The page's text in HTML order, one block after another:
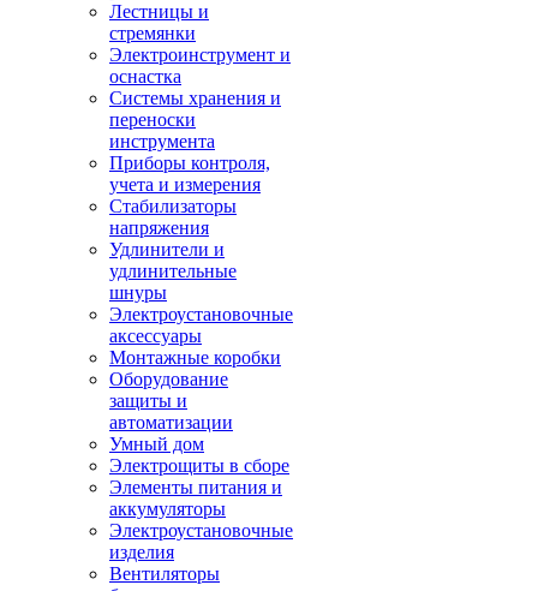
Лестницы и
стремянки
Электроинструмент и
оснастка
Системы хранения и
переноски
инструмента
Приборы контроля,
учета и измерения
Стабилизаторы
напряжения
Удлинители и
удлинительные
шнуры
Электроустановочные
аксессуары
Монтажные коробки
Оборудование
защиты и
автоматизации
Умный дом
Электрощиты в сборе
Элементы питания и
аккумуляторы
Электроустановочные
изделия
Вентиляторы